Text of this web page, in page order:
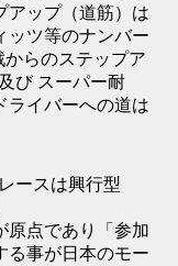
アップ（道筋）は
ッツ等のナンバー
らのステップア
び スーパー耐
ライバーへの道は
ースは興行型
原点であり「参加
る事が日本のモー